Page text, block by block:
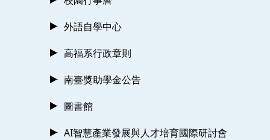
外語自學中心
高福系行政章則
南臺獎助學金公告
圖書館
AI智慧產業發展與人才培育國際研討會